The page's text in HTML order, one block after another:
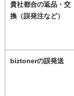
貴社都合の返品・交
換（誤発注など）
biztonerの誤発送